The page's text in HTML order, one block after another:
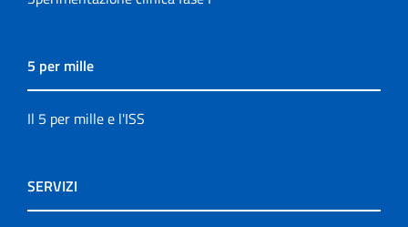
5 per mille
Il 5 per mille e l'ISS
SERVIZI